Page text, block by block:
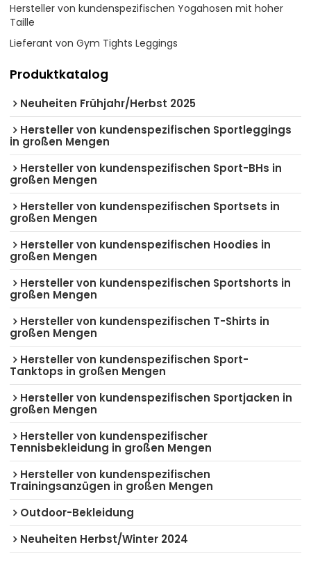
Hersteller von kundenspezifischen Yogahosen mit hoher
Taille
Lieferant von Gym Tights Leggings
Produktkatalog
Neuheiten Frühjahr/Herbst 2025
Hersteller von kundenspezifischen Sportleggings
in großen Mengen
Hersteller von kundenspezifischen Sport-BHs in
großen Mengen
Hersteller von kundenspezifischen Sportsets in
großen Mengen
Hersteller von kundenspezifischen Hoodies in
großen Mengen
Hersteller von kundenspezifischen Sportshorts in
großen Mengen
Hersteller von kundenspezifischen T-Shirts in
großen Mengen
Hersteller von kundenspezifischen Sport-
Tanktops in großen Mengen
Hersteller von kundenspezifischen Sportjacken in
großen Mengen
Hersteller von kundenspezifischer
Tennisbekleidung in großen Mengen
Hersteller von kundenspezifischen
Trainingsanzügen in großen Mengen
Outdoor-Bekleidung
Neuheiten Herbst/Winter 2024